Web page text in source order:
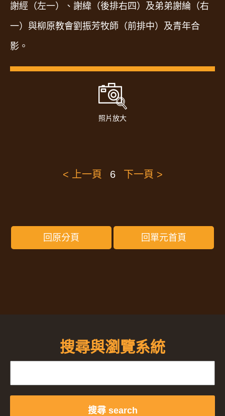
謝經（左一）、謝緯（後排右四）及弟弟謝綸（右
一）與柳原教會劉振芳牧師（前排中）及青年合
影。
照片放大
< 上一頁 6 下一頁 >
回原分頁 回單元首頁
搜尋與瀏覽系統
搜尋 search